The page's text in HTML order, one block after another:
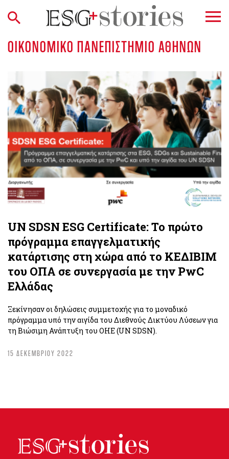
ΟΙΚΟΝΟΜΙΚΌ ΠΑΝΕΠΙΣΤΉΜΙΟ ΑΘΗΝΏΝ
UN SDSN ESG Certificate: Το πρώτο
πρόγραμμα επαγγελματικής
κατάρτισης στη χώρα από το ΚΕΔΙΒΙΜ
του ΟΠΑ σε συνεργασία με την PwC
Ελλάδας
Ξεκίνησαν οι δηλώσεις συμμετοχής για το μοναδικό
πρόγραμμα υπό την αιγίδα του Διεθνούς Δικτύου Λύσεων για
τη Βιώσιμη Ανάπτυξη του ΟΗΕ (UN SDSN).
15 ΔΕΚΕΜΒΡΙΟΥ 2022